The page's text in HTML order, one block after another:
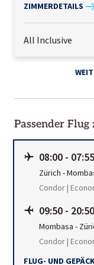
ZIMMERDETAILS
All Inclusive
Passender
08:00 - 07:55
Zürich -
Condor |
09:50 - 20:50
Mombasa -
Condor |
FLUG- UND